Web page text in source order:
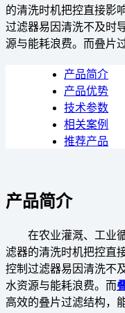
的清洗时机把控直接影
过滤器易因清洗不及时
源与能耗浪费。而叠片
产品简介
产品优势
技术参数
相关案例
推荐产品
产品简介
在农业灌溉、工业
滤器的清洗时机把控直
控制过滤器易因清洗不
水资源与能耗浪费。而
高效的叠片过滤结构，